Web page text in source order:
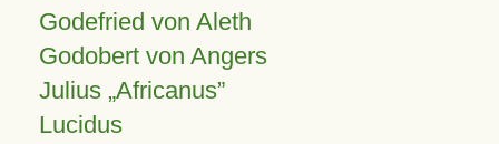
Godefried von Aleth
Godobert von Angers
Julius Africanus
Lucidus